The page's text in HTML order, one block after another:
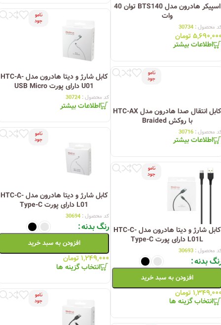
اسپیکر هادرون مدل BTS140 توان 40
وات
محصول : 30734
تومان
اطلاعات بیشتر
نامو
جود
کابل شارژ و دیتا هادرون مدل HTC-A-
U01 دارای پورت USB Micro
کد محصول : 30724
اطلاعات بیشتر
نامو
جود
کابل انتقال صدا هادرون مدل HTC-AX
با روکش Braided
محصول : 30716
اطلاعات بیشتر
نامو
جود
کابل شارژ و دیتا هادرون مدل HTC-C-
L01 دارای پورت Type-C
کد محصول : 30694
رنگ بدنه
افزودن به سبد خرید
۱,۲۴۹,۰۰۰ تومان
انتخاب گزینه ها
نامو
جود
کابل شارژ و دیتا هادرون مدل HTC-C-
L01L دارای پورت Type-C
محصول : 30693
بدنه
افزودن به سبد خرید
تومان
انتخاب گزینه ها
نامو
جود